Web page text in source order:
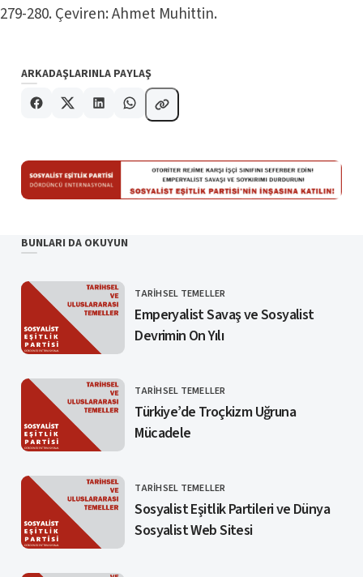
279-280. Çeviren: Ahmet Muhittin.
ARKADAŞLARINLA PAYLAŞ
BUNLARI DA OKUYUN
KATEGORI
TARIHSEL TEMELLER
Emperyalist Savaş ve Sosyalist
Devrimin On Yılı
KATEGORI
TARIHSEL TEMELLER
Türkiye’de Troçkizm Uğruna
Mücadele
KATEGORI
TARIHSEL TEMELLER
Sosyalist Eşitlik Partileri ve Dünya
Sosyalist Web Sitesi